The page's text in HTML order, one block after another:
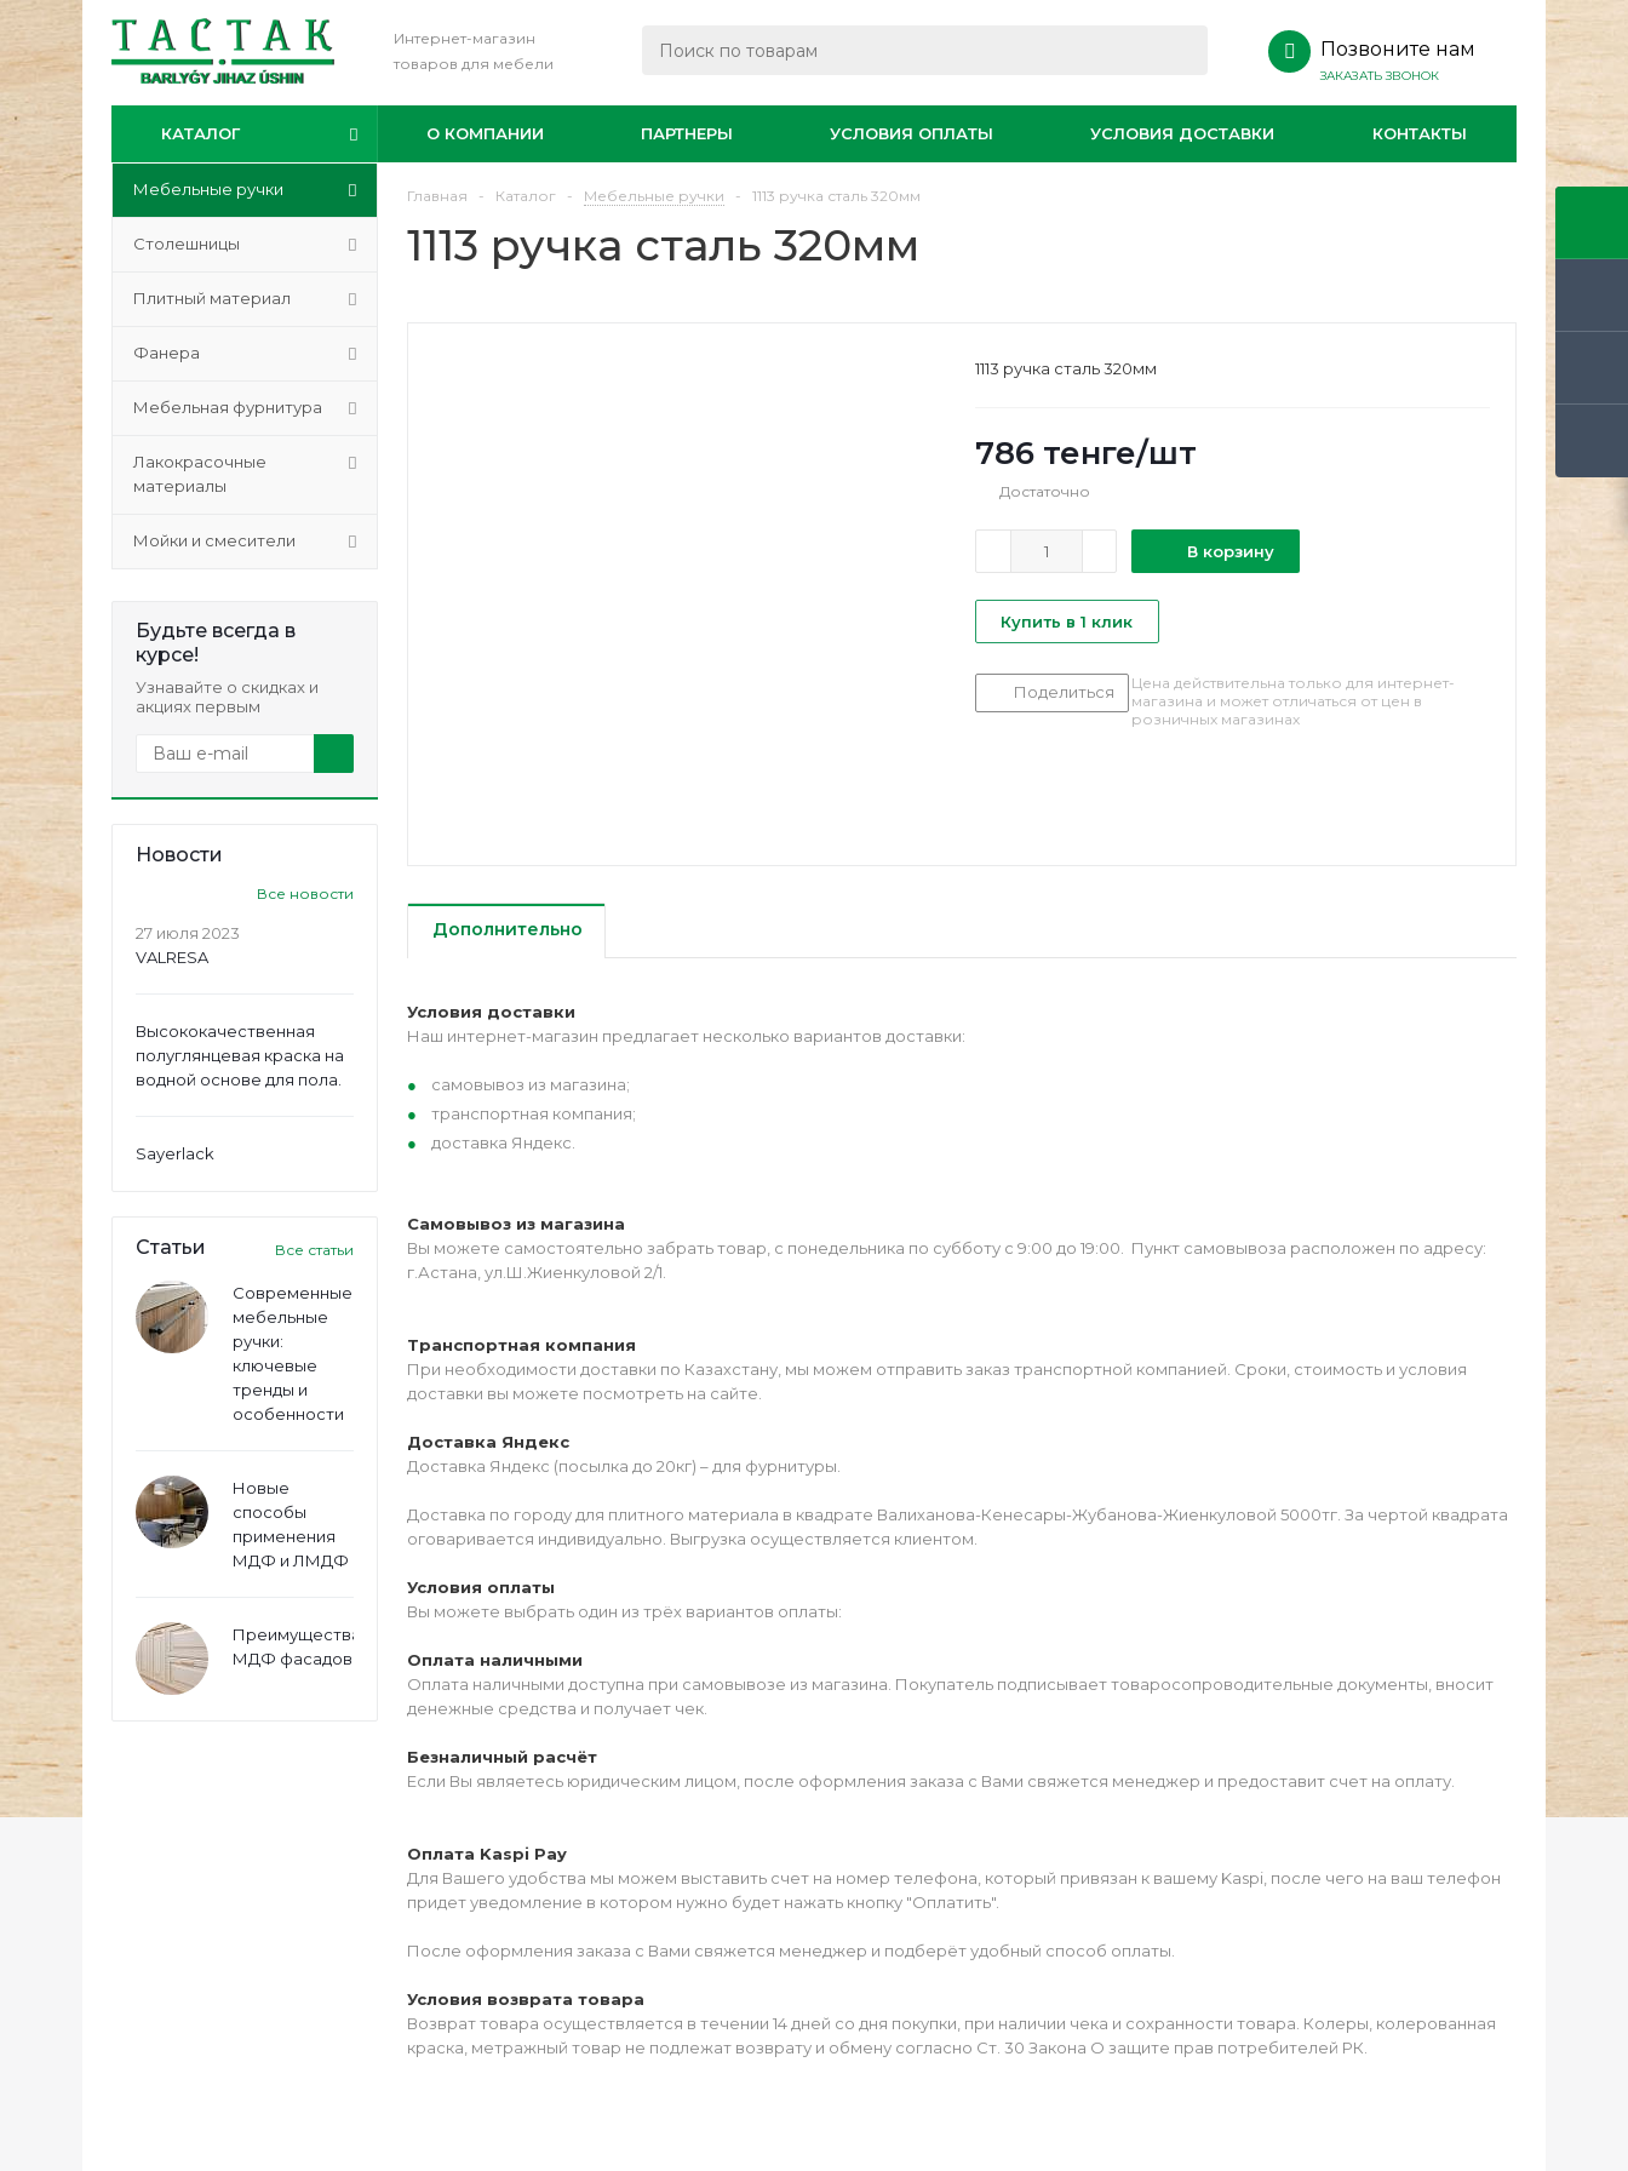
Интернет-магазин
товаров для мебели
Позвоните нам
ЗАКАЗАТЬ ЗВОНОК
КАТАЛОГ О КОМПАНИИ ПАРТНЕРЫ УСЛОВИЯ ОПЛАТЫ УСЛОВИЯ ДОСТАВКИ КОНТАКТЫ
Мебельные ручки
Столешницы
Плитный материал
Фанера
Мебельная фурнитура
Лакокрасочные
материалы
Мойки и смесители
Будьте всегда в
курсе!
Узнавайте о скидках и
акциях первым
Новости
Все новости
27 июля 2023
VALRESA
Высококачественная
полуглянцевая краска на
водной основе для пола.
Sayerlack
Статьи Все статьи
Современные
мебельные
ручки:
ключевые
тренды и
особенности
Новые
способы
применения
МДФ и ЛМДФ
Преимущества
МДФ фасадов
Главная - Каталог - Мебельные ручки - 1113 ручка сталь 320мм
1113 ручка сталь 320мм
1113 ручка сталь 320мм
786 тенге/шт
Достаточно
В корзину
Купить в 1 клик
Поделиться
Цена действительна только для интернет-
магазина и может отличаться от цен в
розничных магазинах
Дополнительно
Условия доставки
Наш интернет-магазин предлагает несколько вариантов доставки:
самовывоз из магазина;
транспортная компания;
доставка Яндекс.
Самовывоз из магазина
Вы можете самостоятельно забрать товар, с понедельника по субботу с 9:00 до 19:00. Пункт самовывоза расположен по адресу:
г.Астана, ул.Ш.Жиенкуловой 2/1.
Транспортная компания
При необходимости доставки по Казахстану, мы можем отправить заказ транспортной компанией. Сроки, стоимость и условия
доставки вы можете посмотреть на сайте.
Доставка Яндекс
Доставка Яндекс (посылка до 20кг) – для фурнитуры.
Доставка по городу для плитного материала в квадрате Валиханова-Кенесары-Жубанова-Жиенкуловой 5000тг. За чертой квадрата
оговаривается индивидуально. Выгрузка осуществляется клиентом.
Условия оплаты
Вы можете выбрать один из трёх вариантов оплаты:
Оплата наличными
Оплата наличными доступна при самовывозе из магазина. Покупатель подписывает товаросопроводительные документы, вносит
денежные средства и получает чек.
Безналичный расчёт
Если Вы являетесь юридическим лицом, после оформления заказа с Вами свяжется менеджер и предоставит счет на оплату.
Оплата Kaspi Pay
Для Вашего удобства мы можем выставить счет на номер телефона, который привязан к вашему Kaspi, после чего на ваш телефон
придет уведомление в котором нужно будет нажать кнопку "Оплатить".
После оформления заказа с Вами свяжется менеджер и подберёт удобный способ оплаты.
Условия возврата товара
Возврат товара осуществляется в течении 14 дней со дня покупки, при наличии чека и сохранности товара. Колеры, колерованная
краска, метражный товар не подлежат возврату и обмену согласно Ст. 30 Закона О защите прав потребителей РК.